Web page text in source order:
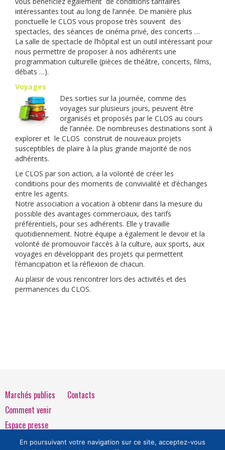
intéressantes tout au long de l’année. De manière plus
ponctuelle le CLOS vous propose très souvent des
spectacles, des séances de cinéma privé, des concerts …
La salle de spectacle de l’hôpital est un outil intéressant pour
nous permettre de proposer à nos adhérents une
programmation culturelle (pièces de théâtre, concerts, films,
débats …).
Voyages
Des sorties sur la journée, comme des
voyages sur plusieurs jours, peuvent être
organisés et proposés par le CLOS au cours
de l’année. De nombreuses destinations sont à
explorer et le CLOS construit de nouveaux projets
susceptibles de plaire à la plus grande majorité de nos
adhérents.
Le CLOS par son action, a la volonté de créer les
conditions pour des moments de convivialité et d’échanges
entre les agents.
Notre association a vocation à obtenir dans la mesure du
possible des avantages commerciaux, des tarifs
préférentiels, pour ses adhérents. Elle y travaille
quotidiennement. Notre équipe a également le devoir et la
volonté de promouvoir l’accès à la culture, aux sports, aux
voyages en développant des projets qui permettent
l’émancipation et la réflexion de chacun.
Au plaisir de vous rencontrer lors des activités et des
permanences du CLOS.
Marchés publics
Contacts
Comment venir
Espace presse
Mentions légales
En poursuivant votre navigation sur ce site, acceptez-vous